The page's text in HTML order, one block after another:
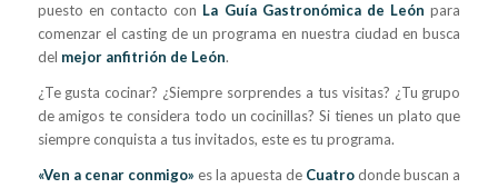
puesto en contacto con La Guía Gastronómica de León para
comenzar el casting de un programa en nuestra ciudad en busca
del mejor anfitrión de León.
¿Te gusta cocinar? ¿Siempre sorprendes a tus visitas? ¿Tu grupo
de amigos te considera todo un cocinillas? Si tienes un plato que
siempre conquista a tus invitados, este es tu programa.
«Ven a cenar conmigo» es la apuesta de Cuatrodonde buscan a